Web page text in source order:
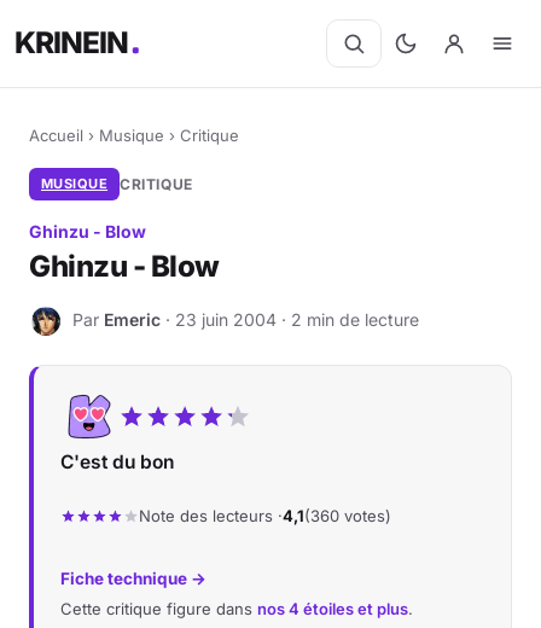
KRINEIN
Accueil › Musique › Critique
MUSIQUE CRITIQUE
Ghinzu - Blow
Ghinzu - Blow
E Par Emeric · 23 juin 2004 · 2 min de lecture
C'est du bon
Note des lecteurs ·4,1(360 votes)
Fiche technique →
Cette critique figure dans nos 4 étoiles et plus.